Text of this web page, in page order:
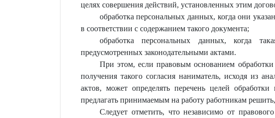
целях совершения действий, установленных этим
обработка персональных данных, когда они
в соответствии с содержанием такого документа;
обработка персональных данных, когда
предусмотренных законодательными актами.
При этом, если правовым основанием
получения такого согласия наниматель, исходя из
актов, может определять перечень целей
предлагать принимаемым на работу работникам
Следует отметить, что независимо от